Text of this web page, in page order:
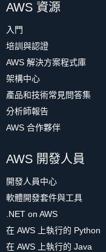
AWS 資源
入門
培訓與認證
AWS 解決方案程式庫
架構中心
產品和技術常見問答集
分析師報告
AWS 合作夥伴
AWS 開發人員
開發人員中心
軟體開發套件與工具
.NET on AWS
在 AWS 上執行的 Python
在 AWS 上執行的 Java